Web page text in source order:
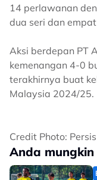
14 perlawanan
dua seri dan
Aksi berdepan PT
kemenangan 4-0
terakhirnya buat
Malaysia 2024/25.
Credit Photo:
Anda